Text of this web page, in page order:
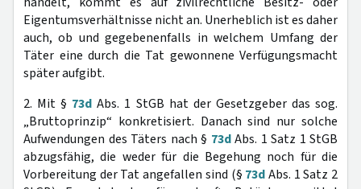
Eigentumsverhältnisse nicht an. Unerheblich ist es daher
auch, ob und gegebenenfalls in welchem Umfang der
Täter eine durch die Tat gewonnene Verfügungsmacht
später aufgibt.
2. Mit § 73d Abs. 1 StGB hat der Gesetzgeber das sog.
„Bruttoprinzip“ konkretisiert. Danach sind nur solche
Aufwendungen des Täters nach § 73dAbs. 1 Satz 1 StGB
abzugsfähig, die weder für die Begehung noch für die
Vorbereitung der Tat angefallen sind (§ 73dAbs. 1 Satz 2